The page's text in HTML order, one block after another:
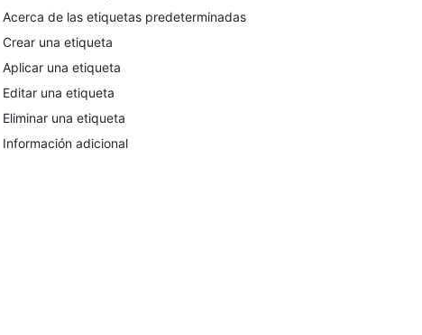
Acerca de las etiquetas predeterminadas
Crear una etiqueta
Aplicar una etiqueta
Editar una etiqueta
Eliminar una etiqueta
Información adicional